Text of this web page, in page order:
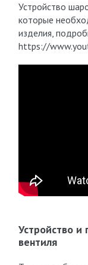
Устройство
которые
изделия,
https://
Устройство и
вентиля